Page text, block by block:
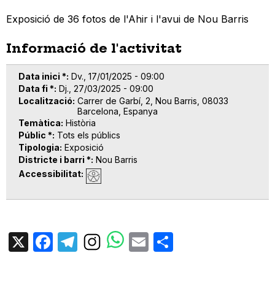
Exposició de 36 fotos de l'Ahir i l'avui de Nou Barris
Informació de l'activitat
Data inici * Dv., 17/01/2025 - 09:00
Data fi * Dj., 27/03/2025 - 09:00
Localització Carrer de Garbí, 2, Nou Barris, 08033
Barcelona, Espanya
Temàtica Història
Públic * Tots els públics
Tipologia Exposició
Districte i barri * Nou Barris
Accessibilitat
X Facebook
TelegramEmail